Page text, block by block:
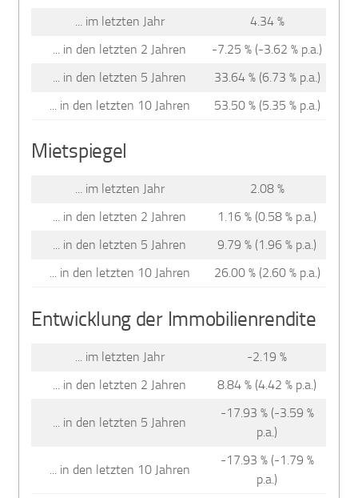
... im letzten Jahr
4.34 %
... in den letzten 2 Jahren
-7.25 % (-3.62 % p.a.)
... in den letzten 5 Jahren
33.64 % (6.73 % p.a.)
... in den letzten 10 Jahren
53.50 % (5.35 % p.a.)
Mietspiegel
... im letzten Jahr
2.08 %
... in den letzten 2 Jahren
1.16 % (0.58 % p.a.)
... in den letzten 5 Jahren
9.79 % (1.96 % p.a.)
... in den letzten 10 Jahren
26.00 % (2.60 % p.a.)
Entwicklung der Immobilienrendite
... im letzten Jahr
-2.19 %
... in den letzten 2 Jahren
8.84 % (4.42 % p.a.)
... in den letzten 5 Jahren
-17.93 % (-3.59 %
p.a.)
... in den letzten 10 Jahren
-17.93 % (-1.79 %
p.a.)